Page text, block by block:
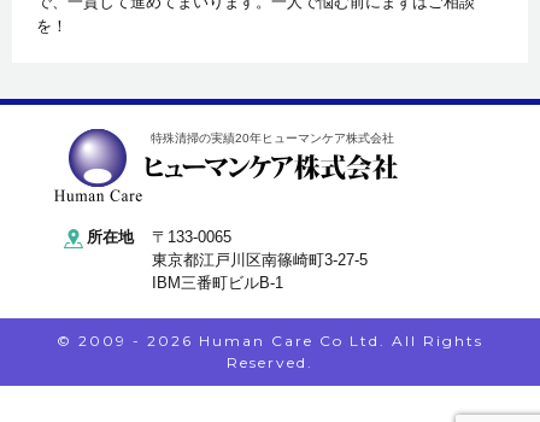
を！
特殊清掃の実績20年ヒューマンケア株式会社
所在地
〒133-0065
東京都江戸川区南篠崎町3-27-5
IBM三番町ビルB-1
© 2009 - 2026 Human Care Co Ltd. All Rights
Reserved.